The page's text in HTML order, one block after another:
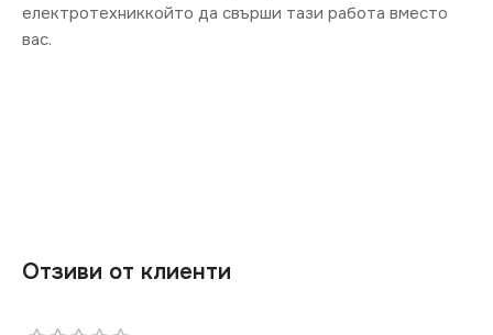
електротехниккойто да свърши тази работа вместо
вас.
Отзиви от клиенти